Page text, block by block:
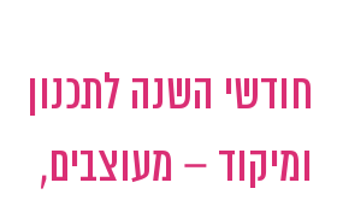
חודשי השנה לתכנון
ומיקוד – מעוצבים,